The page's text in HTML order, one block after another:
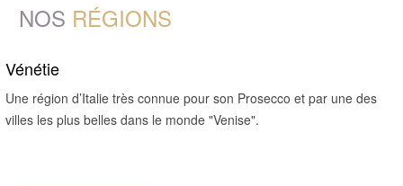
NOS RÉGIONS
Vénétie
Une région d’Italie très connue pour son Prosecco et par une des
villes les plus belles dans le monde "Venise".